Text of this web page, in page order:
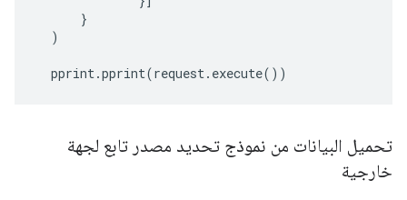
}
)
pprint.pprint(request. execute())
تحميل البيانات من نموذج تحديد مصدر تابع لجهة
خارجية